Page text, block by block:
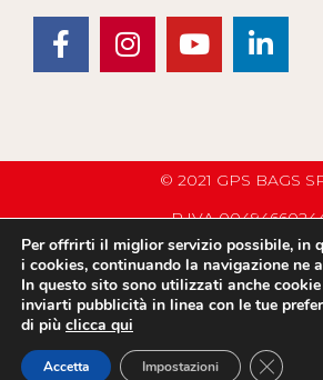
© 2021 GPS BAGS
P.IVA
PRIVACY POLICY
COMPANY INFO
Per offrirti il miglior servizio possibile, in
i cookies, continuando la navigazione ne
In questo sito sono utilizzati anche
inviarti pubblicità in linea con le tue
di più clicca qui
Accetta Impostazioni CLOSE